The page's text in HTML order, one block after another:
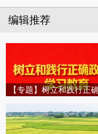
编辑推荐